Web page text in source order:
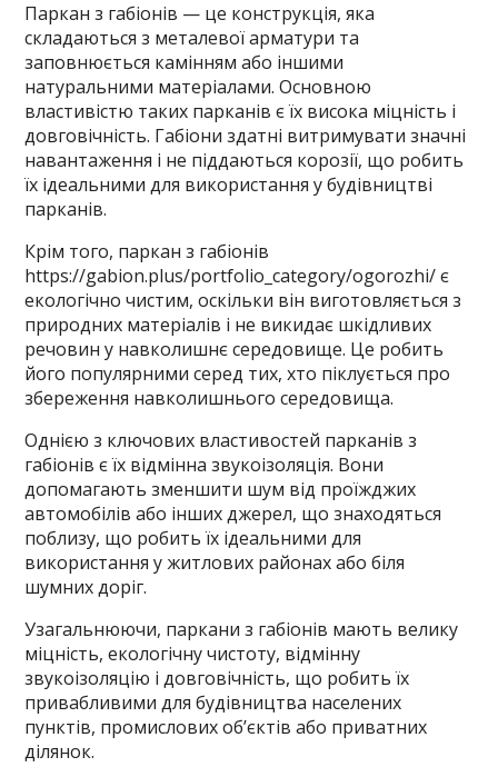
Паркан з габіонів — це конструкція, яка
складаються з металевої арматури та
заповнюється камінням або іншими
натуральними матеріалами. Основною
властивістю таких парканів є їх висока міцність і
довговічність. Габіони здатні витримувати значні
навантаження і не піддаються корозії, що робить
їх ідеальними для використання у будівництві
парканів.
Крім того, паркан з габіонів
https://gabion.plus/portfolio_category/ogorozhi/є
екологічно чистим, оскільки він виготовляється з
природних матеріалів і не викидає шкідливих
речовин у навколишнє середовище. Це робить
його популярними серед тих, хто піклується про
збереження навколишнього середовища.
Однією з ключових властивостей парканів з
габіонів є їх відмінна звукоізоляція. Вони
допомагають зменшити шум від проїжджих
автомобілів або інших джерел, що знаходяться
поблизу, що робить їх ідеальними для
використання у житлових районах або біля
шумних доріг.
Узагальнюючи, паркани з габіонів мають велику
міцність, екологічну чистоту, відмінну
звукоізоляцію і довговічність, що робить їх
привабливими для будівництва населених
пунктів, промислових об’єктів або приватних
ділянок.